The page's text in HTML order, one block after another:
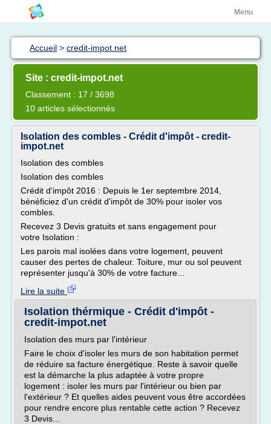
Menu
Accueil > credit-impot.net
Site : credit-impot.net
Classement : 17 / 3698
10 articles sélectionnés
Isolation des combles - Crédit d'impôt - credit-
impot.net
Isolation des combles
Isolation des combles
Crédit d'impôt 2016 : Depuis le 1er septembre 2014,
bénéficiez d'un crédit d'impôt de 30% pour isoler vos
combles.
Recevez 3 Devis gratuits et sans engagement pour
votre Isolation :
Les parois mal isolées dans votre logement, peuvent
causer des pertes de chaleur. Toiture, mur ou sol peuvent
représenter jusqu'à 30% de votre facture...
Lire la suite
Isolation thérmique - Crédit d'impôt -
credit-impot.net
Isolation des murs par l'intérieur
Faire le choix d'isoler les murs de son habitation permet
de réduire sa facture énergétique. Reste à savoir quelle
est la démarche la plus adaptée à votre propre
logement : isoler les murs par l'intérieur ou bien par
l'extérieur ? Et quelles aides peuvent vous être accordées
pour rendre encore plus rentable cette action ? Recevez
3 Devis...